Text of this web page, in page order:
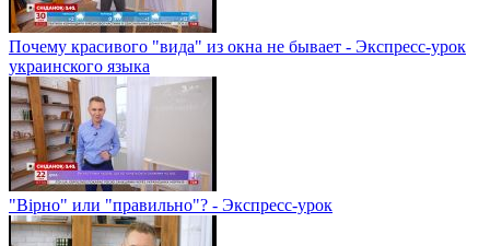
Почему красивого "вида" из окна не бывает - Экспресс-урок
украинского языка
"Вірно" или "правильно"? - Экспресс-урок